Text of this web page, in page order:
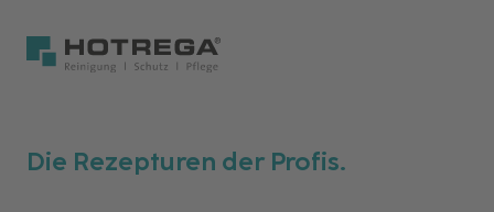
Die Rezepturen der Profis.